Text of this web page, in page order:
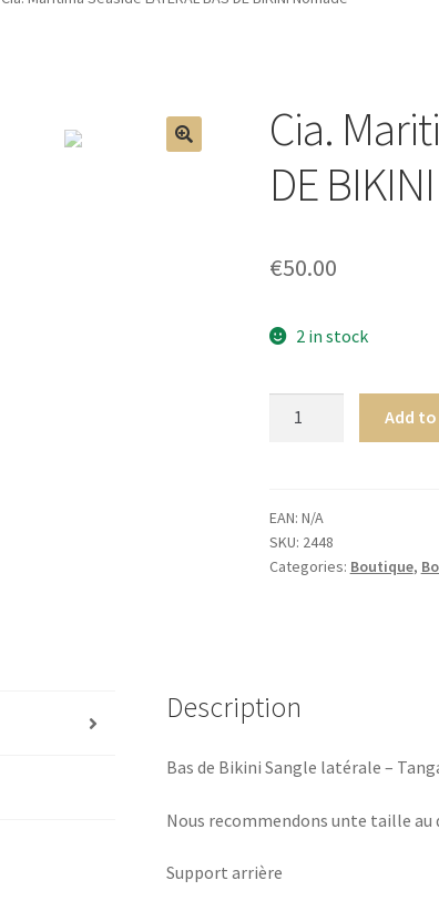
Cia.
DE
€50.00
2 in stock
BAS
DE
BIKINI
Add
EAN: N/A
SKU: 2448
Categories: Boutique,
Description
Bas de Bikini Sangle latérale –
Nous recommendons unte taille au
Support arrière